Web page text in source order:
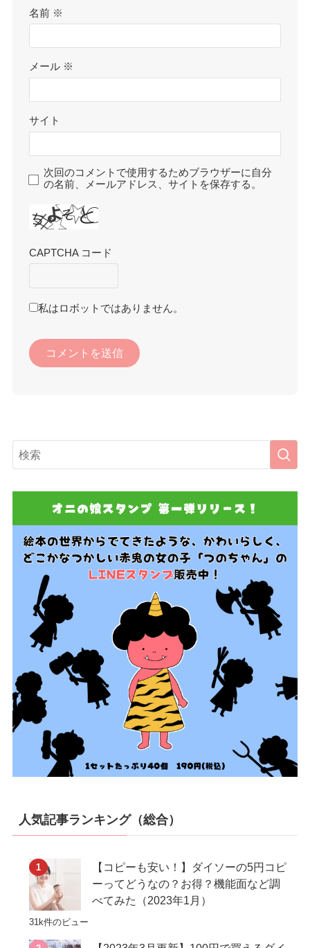
名前 ※
メール ※
サイト
次回のコメントで使用するためブラウザーに自分
の名前、メールアドレス、サイトを保存する。
CAPTCHA コード
私はロボットではありません。
人気記事ランキング（総合）
【コピーも安い！】ダイソーの5円コピ
ーってどうなの？お得？機能面など調
べてみた（2023年1月）
31k件のビュー